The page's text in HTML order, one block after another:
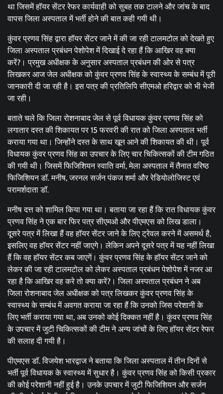
था जिसमें हॉयर सेंटर रेफर कार्यवाही को सुबह तक टालने और जांच के बाद
वापस जिला अस्पताल में भर्ती होने की बात कही गयी थी।
कुंवर प्रणव सिंह द्वारा हॉयर सेंटर जाने में की जा रही टालमटोल को देखते हुए
जिला अस्पताल प्रबंधन पेशोपेश में दिखाई दे रहा हैं कि आखिर वह क्या
करें?। प्रमुख अधीक्षक के अनुसार अस्पताल प्रबंधन की ओर से पत्र
लिखकर आज जेल अधीक्षक को कुंवर प्रणव सिंह के स्वास्थ्य के सम्बंध में पूरी
जानकारी दी जा रही है। इस पत्र की प्रतिलिपि सीएमओ हरिद्वार को भी भेजी
जा रही।
बताते चले कि जिला रोशनाबाद जेल से पूर्व विधायक कुंवर प्रणव सिंह को
लगातार दस्त की शिकायत पर 15 फरवरी की रात को जिला अस्पताल भर्ती
कराया गया था। जिन्होंने दस्त के साथ खून आने की शिकायत की थी। पूर्व
विधायक कुंवर प्रणव सिंह का उपचार के लिए चार चिकित्सकों की टीम गठित
की गयी थी। जिसमें फिजिशियन स्वाति वर्मा, मेला अस्पताल में तैनात वरिष्ठ
फिजिशियन डॉ. मनीष, जरनल सर्जन पंकज शर्मा और रेडियोलोजिस्ट एवं
परामर्शदाता डॉ.
मनीष दत्त को शामिल किया गया था। बताया जा रहा हैं कि रात विधायक कुंवर
प्रणव सिंह ने एक बार फिर पत्र सीएमओ और पीएमएस को लिख डाला।
दूसरे पत्र में लिखा हैं वह हॉयर सेंटर जाने के लिए ट्रेवल करने में असमर्थ है,
इसलिए वह हॉयर सेंटर नहीं जाएगे। लेकिन अपने दूसरे पत्र में यह नहीं लिखा
हैं कि वह हॉयर सेंटर कब जाएगें। कुंवर प्रणव सिंह के हॉयर सेंटर जाने को
लेकर की जा रही टालमटोल को लेकर अस्पताल प्रबंधन पेशोपेश में नजर आ
रहा है कि आखिर वह करे तो क्या करें?। जिला अस्पताल प्रबंधन ने अब
जिला रोशनाबाद जेल अधीक्षक को पत्र लिखकर कुंवर प्रणव सिंह के
स्वास्थ्य के सम्बंध में अवगत कराया जा रहा हैं कि उनको जिस परेशानी के
लिए भर्ती कराया गया था, अब उनको कोई दिक्कत नहीं है। कुंवर प्रणव सिंह
के उपचार में जुटी चिकित्सकों की टीम ने अन्य जांचों के लिए हॉयर सेंटर रेफर
की सलाह दी गयी है।
पीएमएस डॉ. विजयेश भारद्वाज ने बताया कि जिला अस्पताल में तीन दिनों से
भर्ती पूर्व विधायक के स्वास्थ्य में सुधार है। कुंवर प्रणव सिंह को किसी प्रकार
की कोई परेशानी नहीं हुई है। उनके उपचार में जुटी फिजिशियन और सर्जन